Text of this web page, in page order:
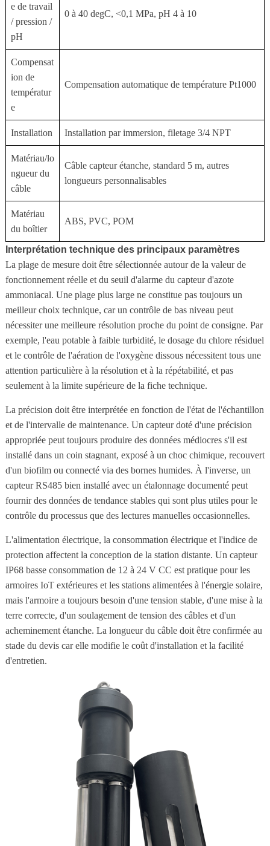
e de travail
/ pression /
pH
0 à 40 degC, <0,1 MPa, pH 4 à 10
Compensat
ion de
températur
e
Compensation automatique de température Pt1000
Installation Installation par immersion, filetage 3/4 NPT
Matériau/lo
ngueur du
câble
Câble capteur étanche, standard 5 m, autres
longueurs personnalisables
Matériau
du boîtier
ABS, PVC, POM
Interprétation technique des principaux paramètres
La plage de mesure doit être sélectionnée autour de la valeur de
fonctionnement réelle et du seuil d'alarme du capteur d'azote
ammoniacal. Une plage plus large ne constitue pas toujours un
meilleur choix technique, car un contrôle de bas niveau peut
nécessiter une meilleure résolution proche du point de consigne. Par
exemple, l'eau potable à faible turbidité, le dosage du chlore résiduel
et le contrôle de l'aération de l'oxygène dissous nécessitent tous une
attention particulière à la résolution et à la répétabilité, et pas
seulement à la limite supérieure de la fiche technique.
La précision doit être interprétée en fonction de l'état de l'échantillon
et de l'intervalle de maintenance. Un capteur doté d'une précision
appropriée peut toujours produire des données médiocres s'il est
installé dans un coin stagnant, exposé à un choc chimique, recouvert
d'un biofilm ou connecté via des bornes humides. À l'inverse, un
capteur RS485 bien installé avec un étalonnage documenté peut
fournir des données de tendance stables qui sont plus utiles pour le
contrôle du processus que des lectures manuelles occasionnelles.
L'alimentation électrique, la consommation électrique et l'indice de
protection affectent la conception de la station distante. Un capteur
IP68 basse consommation de 12 à 24 V CC est pratique pour les
armoires IoT extérieures et les stations alimentées à l'énergie solaire,
mais l'armoire a toujours besoin d'une tension stable, d'une mise à la
terre correcte, d'un soulagement de tension des câbles et d'un
acheminement étanche. La longueur du câble doit être confirmée au
stade du devis car elle modifie le coût d'installation et la facilité
d'entretien.